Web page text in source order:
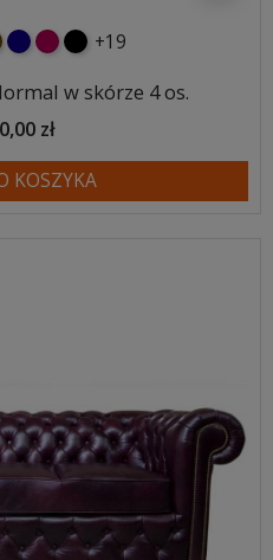
granatowy
malinowy
czarny
+19
w skórze 4 os.
zł
KOSZYKA